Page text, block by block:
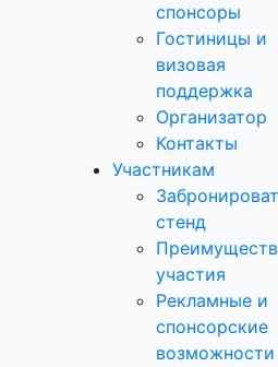
спонсоры
Гостиницы и
визовая
поддержка
Организатор
Контакты
Участникам
стенд
участия
Рекламные и
спонсорские
возможности